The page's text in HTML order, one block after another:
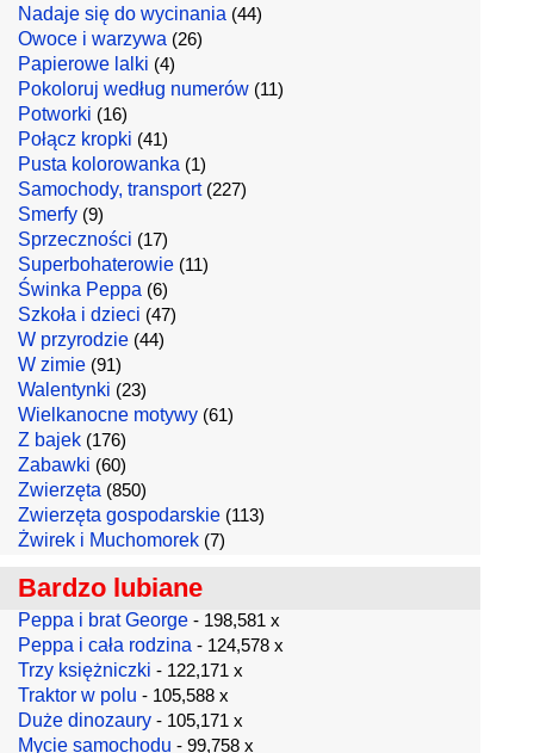
Nadaje się do wycinania (44)
Owoce i warzywa (26)
Papierowe lalki (4)
Pokoloruj według numerów (11)
Potworki (16)
Połącz kropki (41)
Pusta kolorowanka (1)
Samochody, transport(227)
Smerfy (9)
Sprzeczności (17)
Superbohaterowie (11)
Świnka Peppa (6)
Szkoła i dzieci (47)
W przyrodzie (44)
W zimie (91)
Walentynki (23)
Wielkanocne motywy (61)
Z bajek (176)
Zabawki (60)
Zwierzęta (850)
Zwierzęta gospodarskie (113)
Żwirek i Muchomorek (7)
Bardzo lubiane
Peppa i brat George - 198,581 x
Peppa i cała rodzina - 124,578 x
Trzy księżniczki - 122,171 x
Traktor w polu - 105,588 x
Duże dinozaury - 105,171 x
Mycie samochodu - 99,758 x